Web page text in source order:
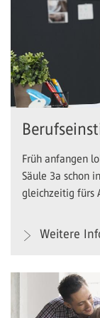
Früh anfangen
Säule 3a schon
gleichzeitig fürs
Weitere